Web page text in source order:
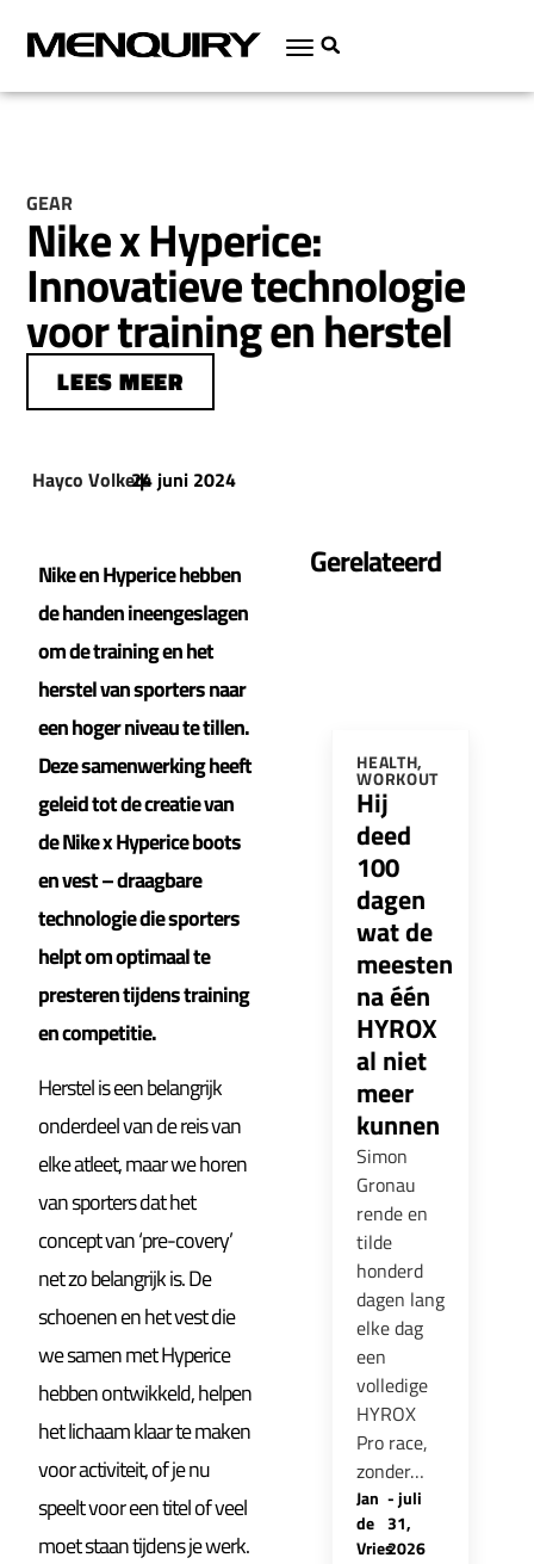
GEAR
Nike x Hyperice:
Innovatieve technologie
voor training en herstel
LEES MEER
Hayco Volkers
|
24 juni 2024
Nike en Hyperice hebben
de handen ineengeslagen
om de training en het
herstel van sporters naar
een hoger niveau te tillen.
Deze samenwerking heeft
geleid tot de creatie van
de Nike x Hyperice boots
en vest – draagbare
technologie die sporters
helpt om optimaal te
presteren tijdens training
en competitie.
Herstel is een belangrijk
onderdeel van de reis van
elke atleet, maar we horen
van sporters dat het
concept van ‘pre-covery’
net zo belangrijk is. De
schoenen en het vest die
we samen met Hyperice
hebben ontwikkeld, helpen
het lichaam klaar te maken
voor activiteit, of je nu
speelt voor een titel of veel
moet staan tijdens je werk.
Gerelateerd
HEALTH,
WORKOUT
Hij
deed
100
dagen
wat de
meesten
na één
HYROX
al niet
meer
kunnen
Simon
Gronau
rende en
tilde
honderd
dagen lang
elke dag
een
volledige
HYROX
Pro race,
zonder…
Jan
de
Vries
-juli
31,
2026